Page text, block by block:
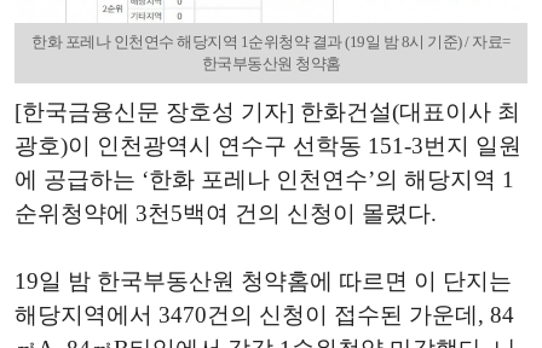
한화 포레나 인천연수 해당지역 1순위청약 결과 (19일 밤 8시 기준) / 자료=
한국부동산원 청약홈
[한국금융신문 장호성 기자] 한화건설(대표이사 최
광호)이 인천광역시 연수구 선학동 151-3번지 일원
에 공급하는 ‘한화 포레나 인천연수’의 해당지역 1
순위청약에 3천5백여 건의 신청이 몰렸다.
19일 밤 한국부동산원 청약홈에 따르면 이 단지는
해당지역에서 3470건의 신청이 접수된 가운데, 84